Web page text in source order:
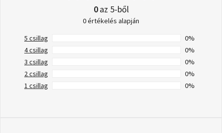
0az 5-ből
0 értékelés alapján
5 csillag
0%
4 csillag
0%
3 csillag
0%
2 csillag
0%
1 csillag
0%